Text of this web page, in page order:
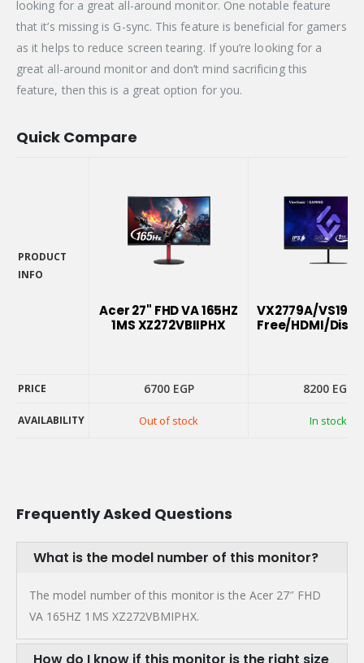
looking for a great all-around monitor. One notable feature
that it’s missing is G-sync. This feature is beneficial for gamers
as it helps to reduce screen tearing. If you’re looking for a
great all-around monitor and don’t mind sacrificing this
feature, then this is a great option for you.
Quick Compare
PRODUCT
INFO
Acer 27" FHD VA 165HZ
1MS XZ272VBIIPHX
VX2779A/
Free/HDMI/
PRICE 6700 EGP 8200 EGP
AVAILABILITY Out of stock In stock
PRICE
Frequently Asked Questions
What is the model number of this monitor?
The model number of this monitor is the Acer 27″ FHD
VA 165HZ 1MS XZ272VBMIPHX.